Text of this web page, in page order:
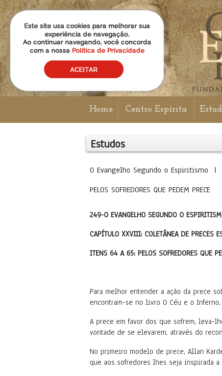
Home Centro Espírita
Estudos
O Evangelho Segundo o
PELOS SOFREDORES QUE PEDEM PRECE
249-O EVANGELHO SEGUNDO O
CAPÍTULO XXVIII: COLETÂNEA DE PRECES
ITENS 64 A 65: PELOS SOFREDORES QUE
Para melhor entender a ação da prece
encontram-se no livro O Céu e o
A prece em favor dos que sofrem, leva-
vontade de se elevarem, através do
No primeiro modelo de prece, Allan
que aos sofredores lhes seja inspirada